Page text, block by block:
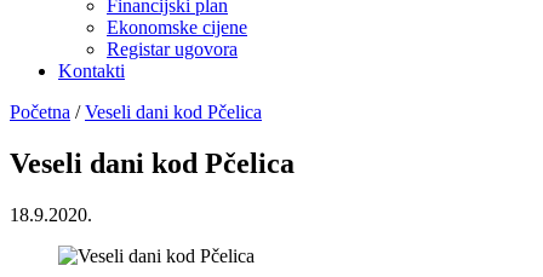
Financijski plan
Ekonomske cijene
Registar ugovora
Kontakti
Početna / Veseli dani kod Pčelica
Veseli dani kod Pčelica
18.9.2020.